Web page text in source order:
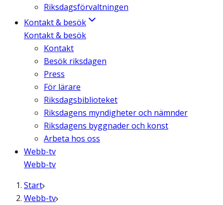
Riksdagsförvaltningen
Kontakt & besök
Kontakt & besök
Kontakt
Besök riksdagen
Press
För lärare
Riksdagsbiblioteket
Riksdagens myndigheter och nämnder
Riksdagens byggnader och konst
Arbeta hos oss
Webb-tv
Webb-tv
Start
Webb-tv